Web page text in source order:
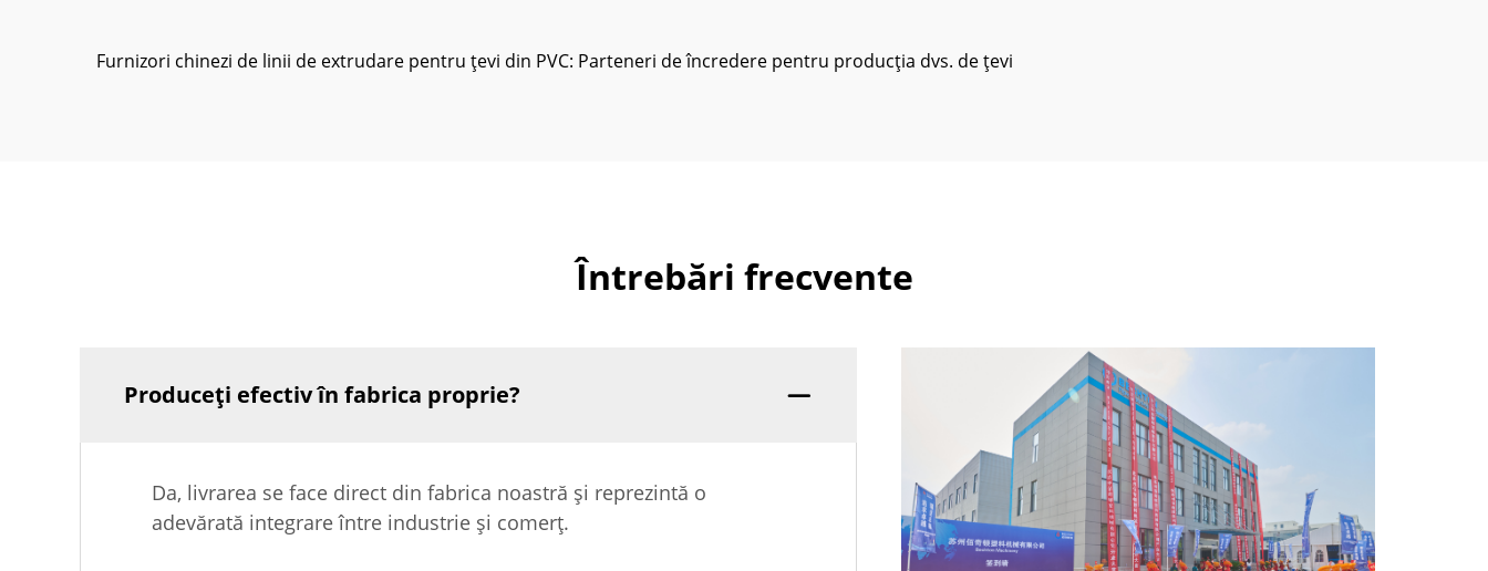
Furnizori chinezi de linii de extrudare pentru țevi din PVC: Parteneri de încredere pentru producția dvs. de țevi
Întrebări frecvente
Produceți efectiv în fabrica proprie?
Da, livrarea se face direct din fabrica noastră și reprezintă o
adevărată integrare între industrie și comerț.